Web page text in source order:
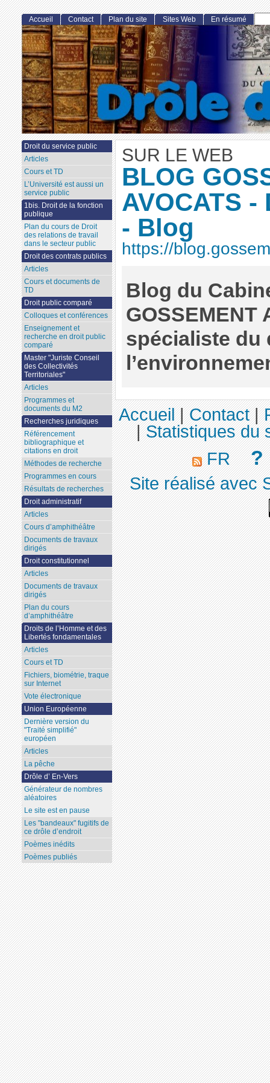
SUR LE WEB
BLOG
AVOCATS
- Blog
https://
Blog du
GOSSEMENT
spécialiste du
Accueil Contact Plan du site Sites Web En résumé
Droit du service public
Articles
Cours et TD
L’Université est aussi un
service public
1bis. Droit de la fonction
publique
Plan du cours de Droit
des relations de travail
dans le secteur public
Droit des contrats publics
Articles
Cours et documents de
TD
Droit public comparé
Colloques et conférences
Enseignement et
recherche en droit public
comparé
Master "Juriste Conseil
des Collectivités
Territoriales"
Articles
Programmes et
documents du M2
Recherches juridiques
Référencement
bibliographique et
citations en droit
Méthodes de recherche
Programmes en cours
Résultats de recherches
Droit administratif
Articles
Cours d’amphithéâtre
Documents de travaux
dirigés
Droit constitutionnel
Articles
Documents de travaux
dirigés
Plan du cours
d’amphithéâtre
Droits de l’Homme et des
Libertés fondamentales
Articles
Cours et TD
Fichiers, biométrie, traque
sur Internet
Vote électronique
Union Européenne
Dernière version du
"Traité simplifié"
européen
Articles
La pêche
Drôle d’ En-Vers
Générateur de nombres
aléatoires
Le site est en pause
Les "bandeaux" fugitifs de
ce drôle d’endroit
Poèmes inédits
Poèmes publiés
Accueil|Contact|
|Statistiques du
FR
?
Site réalisé avec